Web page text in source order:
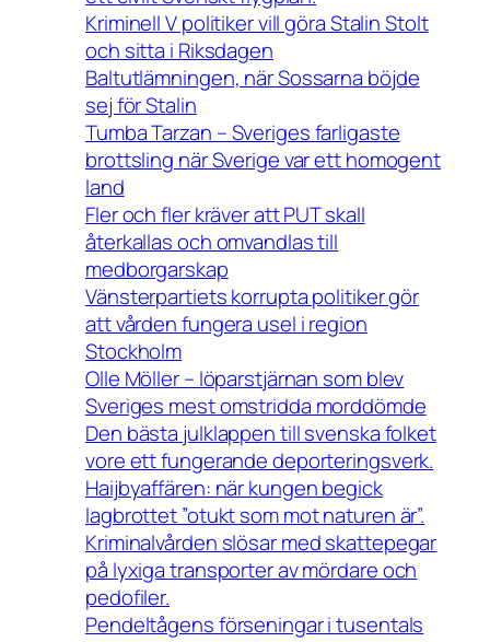
Kriminell V politiker vill göra Stalin Stolt
och sitta i Riksdagen
Baltutlämningen, när Sossarna böjde
sej för Stalin
Tumba Tarzan – Sveriges farligaste
brottsling när Sverige var ett homogent
land
Fler och fler kräver att PUT skall
återkallas och omvandlas till
medborgarskap
Vänsterpartiets korrupta politiker gör
att vården fungera usel i region
Stockholm
Olle Möller – löparstjärnan som blev
Sveriges mest omstridda morddömde
Den bästa julklappen till svenska folket
vore ett fungerande deporteringsverk.
Haijbyaffären: när kungen begick
lagbrottet ”otukt som mot naturen är”.
Kriminalvården slösar med skattepegar
på lyxiga transporter av mördare och
pedofiler.
Pendeltågens förseningar i tusentals